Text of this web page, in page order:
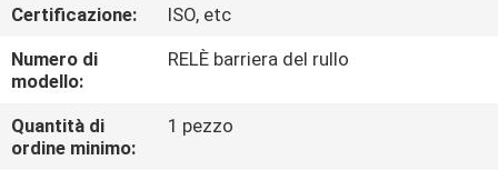
GIRO
DELLA
FABBRICA
Certificazione:
ISO, etc
Numero di
modello:
RELÈ barriera del rullo
Quantità di
ordine minimo:
1 pezzo